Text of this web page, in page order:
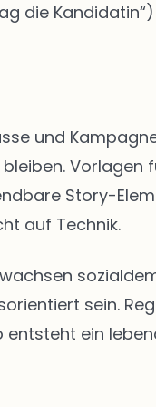
die
und
Vorlagen
Story-
auf Technik.
sein.
entsteht ein